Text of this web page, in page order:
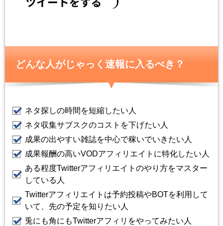
どんな人がじゃっく速報に入るべき？
ネタ探しの時間を短縮したい人
ネタ収集サブスクのコストを下げたい人
成果の出やすい雑誌を中心で稼いでいきたい人
成果報酬の高いVODアフィリエイトに特化したい人
ある程度Twitterアフィリエイトのやり方をマスター
している人
Twitterアフィリエイトは予約投稿やBOTを利用して
いて、先の予定を知りたい人
兎にも角にもTwitterアフィリをやってみたい人